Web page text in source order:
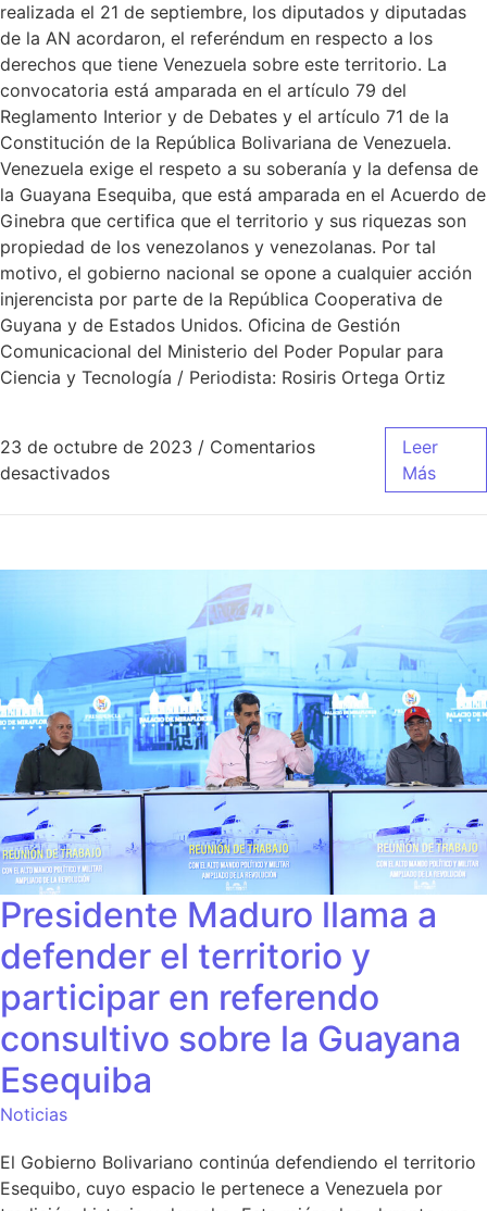
realizada el 21 de septiembre, los diputados y diputadas
de la AN acordaron, el referéndum en respecto a los
derechos que tiene Venezuela sobre este territorio. La
convocatoria está amparada en el artículo 79 del
Reglamento Interior y de Debates y el artículo 71 de la
Constitución de la República Bolivariana de Venezuela.
Venezuela exige el respeto a su soberanía y la defensa de
la Guayana Esequiba, que está amparada en el Acuerdo de
Ginebra que certifica que el territorio y sus riquezas son
propiedad de los venezolanos y venezolanas. Por tal
motivo, el gobierno nacional se opone a cualquier acción
injerencista por parte de la República Cooperativa de
Guyana y de Estados Unidos. Oficina de Gestión
Comunicacional del Ministerio del Poder Popular para
Ciencia y Tecnología / Periodista: Rosiris Ortega Ortiz
23 de octubre de 2023 / Comentarios
desactivados
Leer
Más
Presidente Maduro llama a
defender el territorio y
participar en referendo
consultivo sobre la Guayana
Esequiba
Noticias
El Gobierno Bolivariano continúa defendiendo el territorio
Esequibo, cuyo espacio le pertenece a Venezuela por